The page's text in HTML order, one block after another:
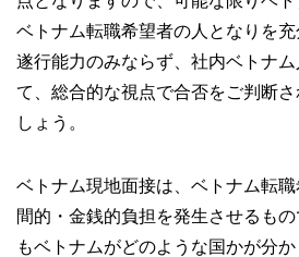
ベトナム転職希望者の人となりを
遂行能力のみならず、社内ベトナ
て、総合的な視点で合否をご判断
しょう。
ベトナム現地面接は、ベトナム転
間的・金銭的負担を発生させるも
もベトナムがどのような国かが分